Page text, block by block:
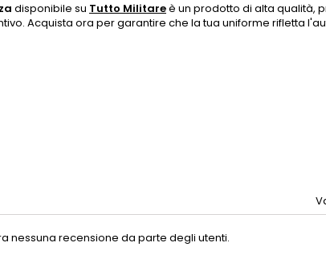
disponibile su Tutto Militareè un prodotto di alta qualità,
Acquista ora per garantire che la tua uniforme rifletta
nessuna recensione da parte degli utenti.